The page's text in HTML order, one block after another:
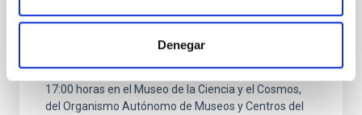
Denegar
Instituto de Astrofísica de Canarias (IAC) y la
Universidad de La Laguna (ULL) para acercar la
investigación astrofísica a la ciudadanía, celebrará
una nueva sesión el próximo jueves 23 de julio a las
17:00 horas en el Museo de la Ciencia y el Cosmos,
del Organismo Autónomo de Museos y Centros del